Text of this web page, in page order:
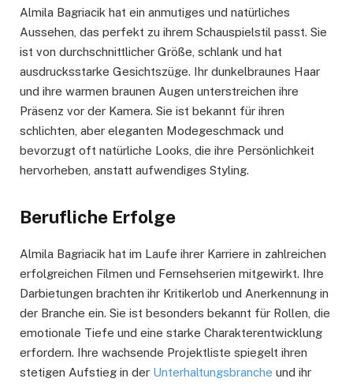
Almila Bagriacik hat ein anmutiges und natürliches
Aussehen, das perfekt zu ihrem Schauspielstil passt. Sie
ist von durchschnittlicher Größe, schlank und hat
ausdrucksstarke Gesichtszüge. Ihr dunkelbraunes Haar
und ihre warmen braunen Augen unterstreichen ihre
Präsenz vor der Kamera. Sie ist bekannt für ihren
schlichten, aber eleganten Modegeschmack und
bevorzugt oft natürliche Looks, die ihre Persönlichkeit
hervorheben, anstatt aufwendiges Styling.
Berufliche Erfolge
Almila Bagriacik hat im Laufe ihrer Karriere in zahlreichen
erfolgreichen Filmen und Fernsehserien mitgewirkt. Ihre
Darbietungen brachten ihr Kritikerlob und Anerkennung in
der Branche ein. Sie ist besonders bekannt für Rollen, die
emotionale Tiefe und eine starke Charakterentwicklung
erfordern. Ihre wachsende Projektliste spiegelt ihren
stetigen Aufstieg in der Unterhaltungsbranche und ihr